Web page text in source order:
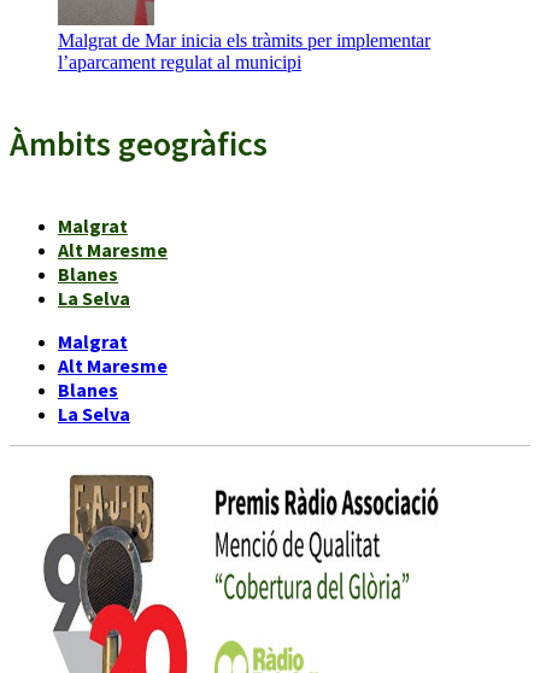
Malgrat de Mar inicia els tràmits per implementar
l’aparcament regulat al municipi
Àmbits geogràfics
Malgrat
Alt Maresme
Blanes
La Selva
Malgrat
Alt Maresme
Blanes
La Selva